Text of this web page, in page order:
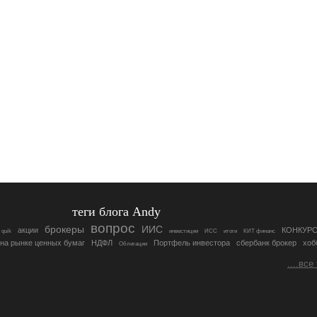
теги блога Andy
quik акции брокеры вопрос ИИС инвестиции ИСС итоги КИТ финанс
КОНКУРС
рынке ценных бумаг НДФЛ Облигации Портфель инвестора сбербанк брокер
....все